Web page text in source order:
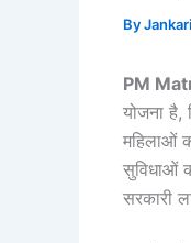
By
PM
योजना है,
महिलाओं
सुविधाओं
सरकारी